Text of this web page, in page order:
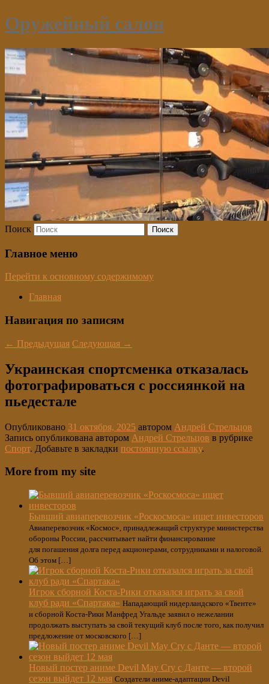
Оружейный салон
Поиск
Главное меню
Перейти к основному содержимому
Главная
Навигация по записям
← Предыдущая Следующая →
Украинская спортсменка отказалась
фотографироваться с россиянкой на
пьедестале
Опубликовано 31 октября, 2025 автором Андрей Стрельцов
Запись опубликована автором Андрей Стрельцов в рубрике
Спорт. Добавьте в закладки постоянную ссылку.
More from my site
Бывший авиаперевозчик «Роскосмоса» ищет инвесторов
Авиаперевозчик «Космос», принадлежащий структуре министерства
обороны России, рассчитывает найти финансирование
для погашения долга перед акционерами, сотрудниками и налоговой.
Об этом […]
Игрок сборной Коста-Рики отказался играть за свой
клуб ради «Спартака» Нападающий нидерландского «Твенте»
и сборной Коста-Рики Манфред Угальде заявил о нежелании
продолжать выступать за свой текущий клуб после того, как получил
предложение от московского […]
Новый постер аниме Devil May Cry с Данте — второй
сезон выйдет 12 мая Создатели аниме-адаптации Devil